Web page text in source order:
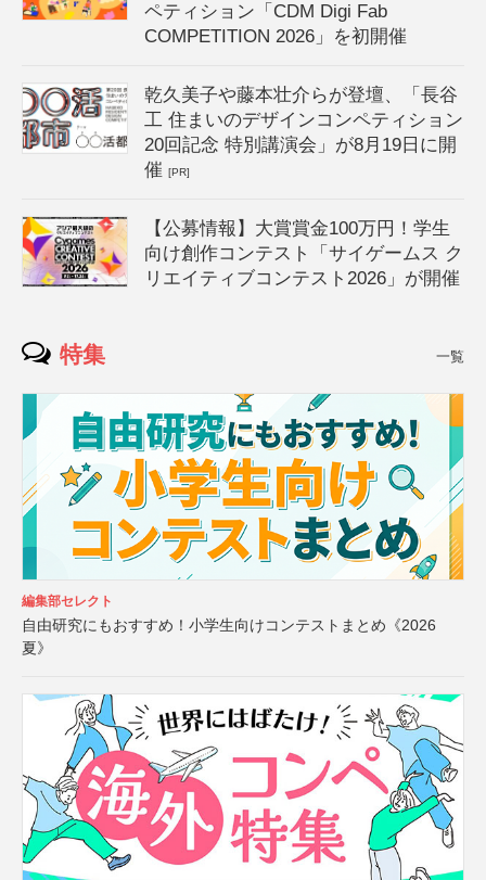
ペティション「CDM Digi Fab
COMPETITION 2026」を初開催
乾久美子や藤本壮介らが登壇、「長谷
工 住まいのデザインコンペティション
20回記念 特別講演会」が8月19日に開
催[PR]
【公募情報】大賞賞金100万円！学生
向け創作コンテスト「サイゲームス ク
リエイティブコンテスト2026」が開催
特集 一覧
編集部セレクト
自由研究にもおすすめ！小学生向けコンテストまとめ《2026
夏》